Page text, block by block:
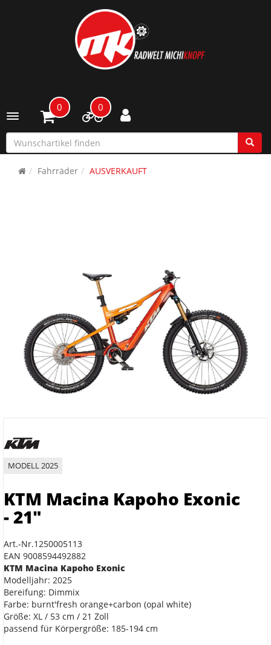
Toggle navigation
0 0
Fahrräder AUSVERKAUFT
MODELL 2025
KTM Macina Kapoho Exonic
- 21"
Art.-Nr.1250005113
EAN 9008594492882
KTM Macina Kapoho Exonic
Modelljahr: 2025
Bereifung: Dimmix
Farbe: burnt'fresh orange+carbon (opal white)
Größe: XL / 53 cm / 21 Zoll
passend für Körpergröße: 185-194 cm